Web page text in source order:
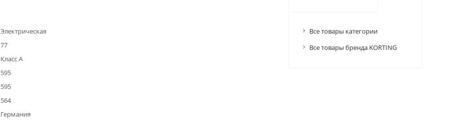
Электрическая
77
Класс А
595
595
564
Германия
Все товары категории
Все товары бренда KORTING